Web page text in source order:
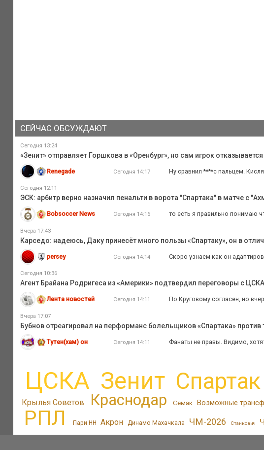
СЕЙЧАС ОБСУЖДАЮТ
Сегодня 13:24
«Зенит» отправляет Горшкова в «Оренбург», но сам игрок
Renegade Сегодня 14:17 Ну сравнил ****с пальцем.
Сегодня 12:11
ЭСК: арбитр верно назначил пенальти в ворота "Спартака" в матче с
Bobsoccer News Сегодня 14:16 то есть я правильно понимаю
Вчера 17:43
Карседо: надеюсь, Даку принесёт много пользы «Спартаку», он в
persey Сегодня 14:14 Скоро узнаем как он
Сегодня 10:36
Агент Брайана Родригеса из «Америки» подтвердил переговоры с ЦСКА
Лента новостей Сегодня 14:11 По Круговому согласен, но
Вчера 17:07
Бубнов отреагировал на перформанс болельщиков «Спартака»
Тутен(хам) он Сегодня 14:11 Фанаты не правы. Видимо,
ЦСКА Зенит Спартак
Крылья Советов Краснодар Семак Возможные
РПЛ Пари НН Акрон Динамо Махачкала ЧМ-2026 Станкович